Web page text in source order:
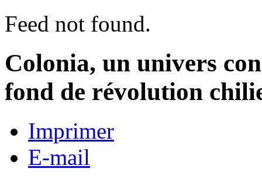
Feed not found.
Colonia, un univers
fond de révolution
Imprimer
E-mail